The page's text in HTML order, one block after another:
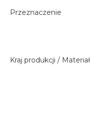
Przeznaczenie
Kraj produkcji / Materiał